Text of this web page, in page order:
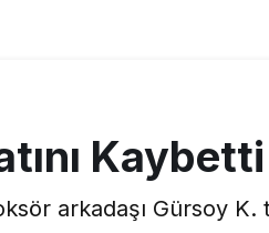
Kaybetti
arkadaşı Gürsoy K.